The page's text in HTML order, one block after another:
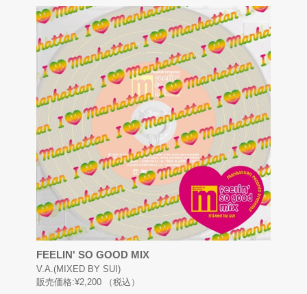
FEELIN' SO GOOD MIX
V.A.(MIXED BY SUI)
販売価格:¥2,200 （税込）